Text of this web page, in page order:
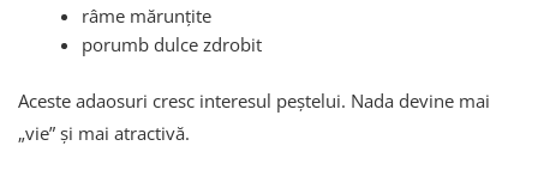
râme mărunțite
porumb dulce zdrobit
Aceste adaosuri cresc interesul peștelui. Nada devine mai
„vie” și mai atractivă.